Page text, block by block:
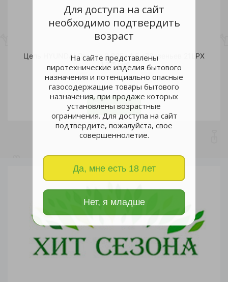
Для доступа на сайт
необходимо подтвердить
возраст
На сайте представлены
пиротехнические изделия бытового
назначения и потенциально опасные
газосодержащие товары бытового
назначения, при продаже которых
установлены возрастные
ограничения. Для доступа на сайт
подтвердите, пожалуйста, свое
совершеннолетие.
Да, мне есть 18 лет
Нет, я младше
Цепь HYUNDAI Oregon 0,325* 1,5 *78звеньев 21LPX
1 275 руб.
шт
В корзину